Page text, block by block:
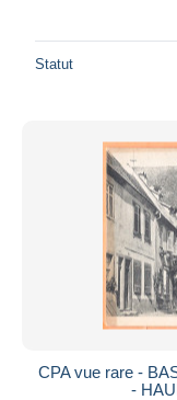
Statut
CPA vue rare -
-